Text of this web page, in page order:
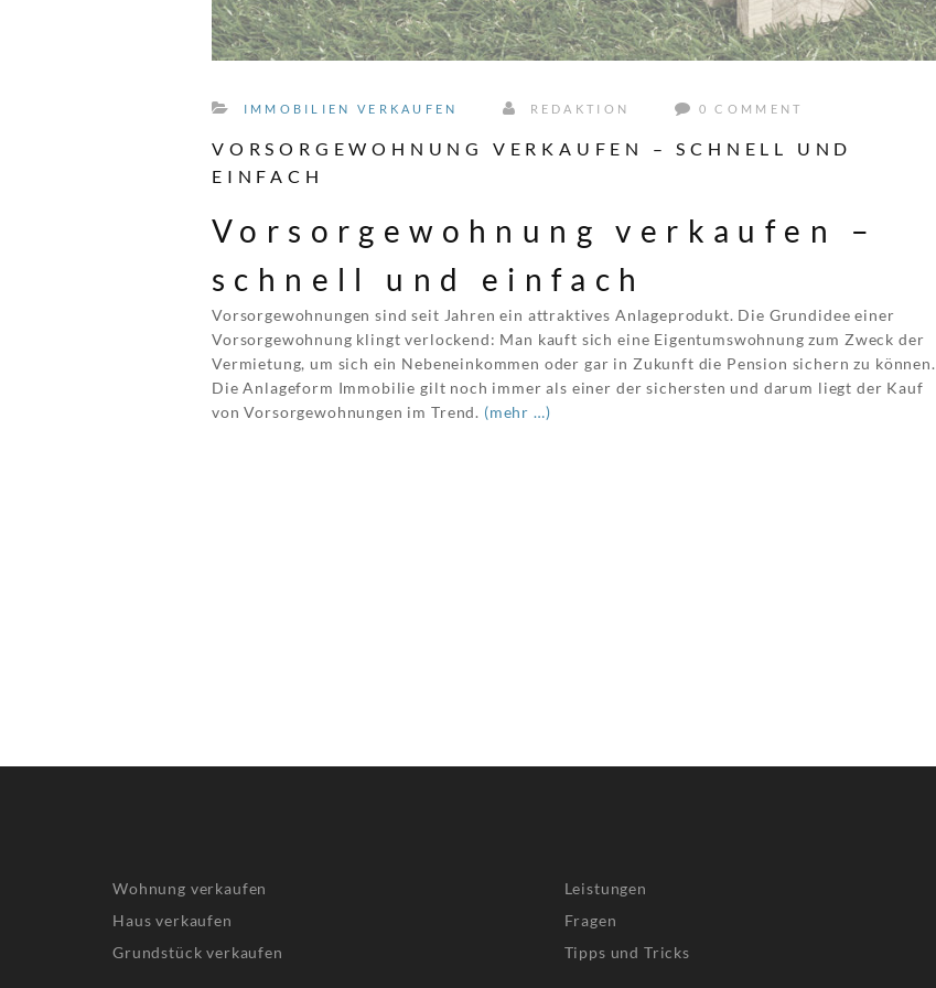
IMMOBILIEN VERKAUFEN REDAKTION 0 COMMENT
VORSORGEWOHNUNG VERKAUFEN – SCHNELL UND
EINFACH
Vorsorgewohnung verkaufen –
schnell und einfach
Vorsorgewohnungen sind seit Jahren ein attraktives Anlageprodukt. Die Grundidee einer
Vorsorgewohnung klingt verlockend: Man kauft sich eine Eigentumswohnung zum Zweck der
Vermietung, um sich ein Nebeneinkommen oder gar in Zukunft die Pension sichern zu können.
Die Anlageform Immobilie gilt noch immer als einer der sichersten und darum liegt der Kauf
von Vorsorgewohnungen im Trend. (mehr …)
Wohnung verkaufen
Haus verkaufen
Grundstück verkaufen
Leistungen
Fragen
Tipps und Tricks